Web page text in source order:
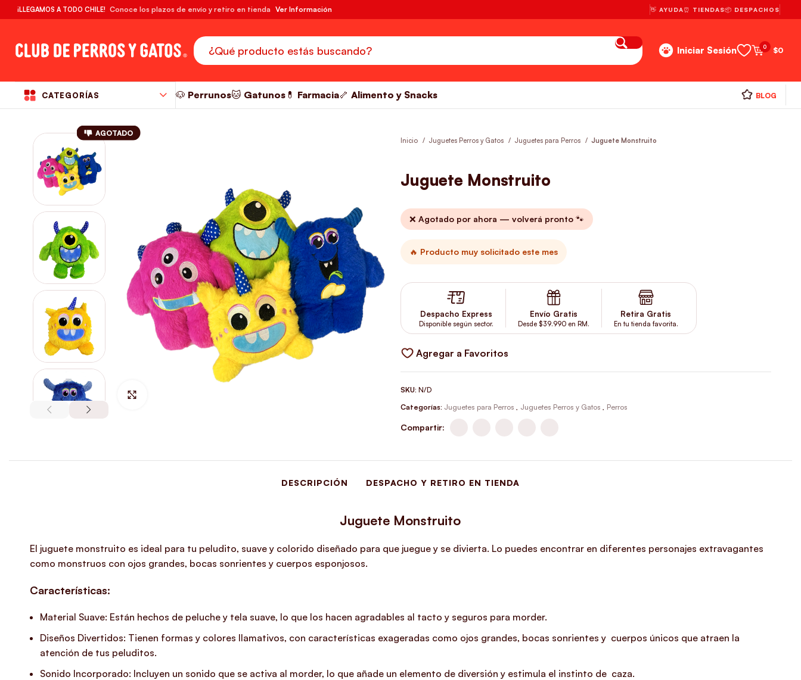
¡LLEGAMOS A TODO CHILE! Conoce los plazos de envío y retiro en tienda Ver Información 👋 AYUDA⏰ TIENDAS📦 DESPACHOS
Iniciar Sesión 0 $0
CATEGORÍAS 🐶 Perrunos🐱 Gatunos 💊 Farmacia🦴 Alimento y Snacks BLOG
AGOTADO
Inicio Juguetes Perros y Gatos Juguetes para Perros Juguete Monstruito
Juguete Monstruito
❌ Agotado por ahora — volverá pronto 🐾
🔥 Producto muy solicitado este mes
Despacho Express
Disponible según sector.
Envío Gratis
Desde $39.990 en RM.
Retira Gratis
En tu tienda favorita.
Agregar a Favoritos
SKU: N/D
Categorías: Juguetes para Perros , Juguetes Perros y Gatos , Perros
Compartir:
DESCRIPCIÓN DESPACHO Y RETIRO EN TIENDA
Juguete Monstruito
El juguete monstruito es ideal para tu peludito, suave y colorido diseñado para que juegue y se divierta. Lo puedes encontrar en diferentes personajes extravagantes
como monstruos con ojos grandes, bocas sonrientes y cuerpos esponjosos.
Características:
Material Suave: Están hechos de peluche y tela suave, lo que los hacen agradables al tacto y seguros para morder.
Diseños Divertidos: Tienen formas y colores llamativos, con características exageradas como ojos grandes, bocas sonrientes y cuerpos únicos que atraen la
atención de tus peluditos.
Sonido Incorporado: Incluyen un sonido que se activa al morder, lo que añade un elemento de diversión y estimula el instinto de caza.
RM